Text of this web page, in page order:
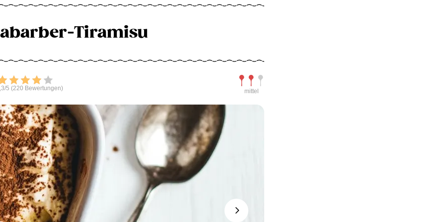
Tiramisu
Bewerten
5 (220 Bewertungen)
Schwierigkeit
mittel
Next